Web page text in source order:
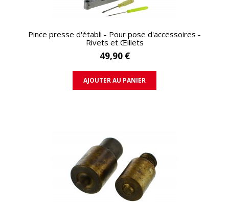
APERÇU RAPIDE
Pince presse d'établi - Pour pose d'accessoires -
Rivets et Œillets
49,90 €
AJOUTER AU PANIER